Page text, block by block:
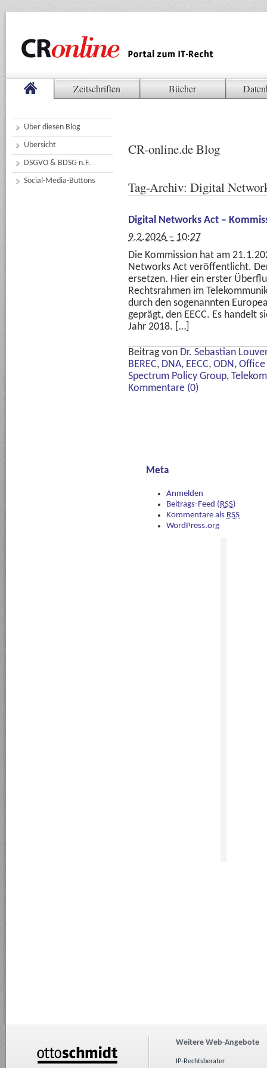
Zeitschriften Bücher
Über diesen Blog
Übersicht
DSGVO & BDSG n.F.
Social-Media-Buttons
CR-online.de Blog
Tag-Archiv: Digital
Digital Networks Act –
9.2.2026 – 10:27
Die Kommission hat am
Networks Act veröffentlicht.
ersetzen. Hier ein erster
Rechtsrahmen im
durch den sogenannten
geprägt, den EECC. Es handelt
Jahr 2018. […]
Beitrag von Dr. Sebastian
BEREC, DNA, EECC, ODN,
Spectrum Policy Group,
Kommentare (0)
Meta
Anmelden
Beitrags-Feed (RSS)
Kommentare als RSS
WordPress.org
Weitere Web-Angebote
IP-Rechtsberater